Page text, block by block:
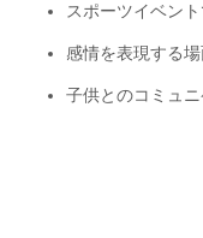
スポーツイベン
感情を表現する
子供とのコミュ